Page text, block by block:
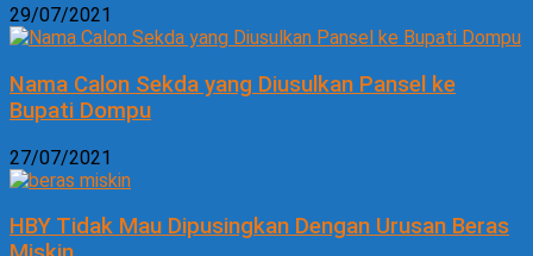
29/07/2021
Nama Calon Sekda yang Diusulkan Pansel ke
Bupati Dompu
27/07/2021
HBY Tidak Mau Dipusingkan Dengan Urusan Beras